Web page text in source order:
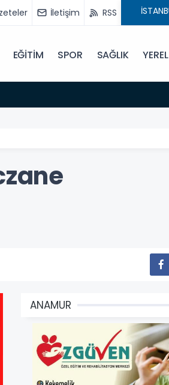
İletişim RSS
EĞİTİM SPOR SAĞLIK YEREL
ANAMUR